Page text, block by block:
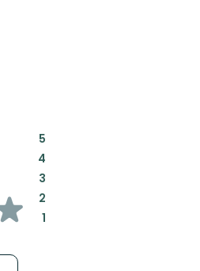
5:
4:
3:
2:
1: